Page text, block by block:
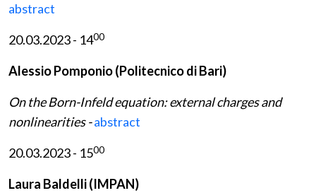
abstract
20.03.2023 - 1400
Alessio Pomponio (Politecnico di Bari)
On the Born-Infeld equation: external charges and
nonlinearities -abstract
20.03.2023 - 1500
Laura Baldelli (IMPAN)